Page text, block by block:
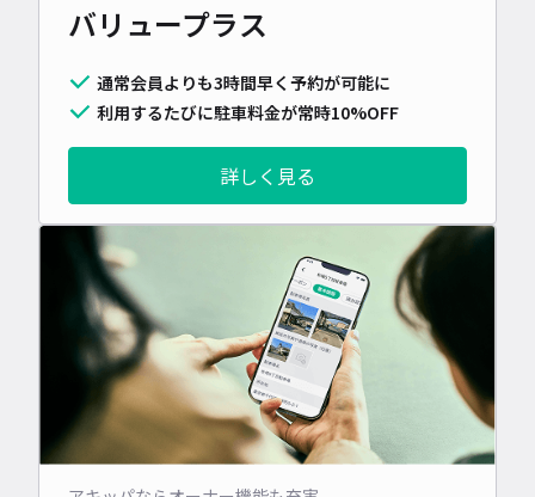
バリュープラス
通常会員よりも3時間早く予約が可能に
利用するたびに駐車料金が常時10%OFF
詳しく見る